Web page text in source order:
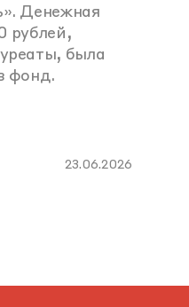
Денежная
рублей,
была
фонд.
23.06.2026